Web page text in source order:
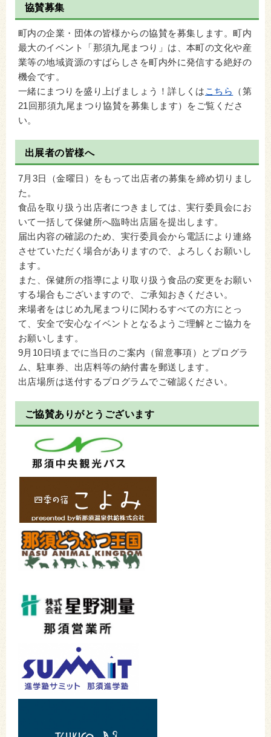
協賛募集
町内の企業・団体の皆様からの協賛を募集します。町内
最大のイベント「那須九尾まつり」は、本町の文化や産
業等の地域資源のすばらしさを町内外に発信する絶好の
機会です。
一緒にまつりを盛り上げましょう！詳しくは こちら
（第
21回那須九尾まつり協賛を募集します） をご覧くださ
い。
出展者の皆様へ
7月3日（金曜日）をもって出店者の募集を締め切りまし
た。
食品を取り扱う出店者につきましては、実行委員会にお
いて一括して保健所へ臨時出店届を提出します。
届出内容の確認のため、実行委員会から電話により連絡
させていただく場合がありますので、よろしくお願いし
ます。
また、保健所の指導により取り扱う食品の変更をお願い
する場合もございますので、ご承知おきください。
来場者をはじめ九尾まつりに関わるすべての方にとっ
て、安全で安心なイベントとなるようご理解とご協力を
お願いします。
9月10日頃までに当日のご案内（留意事項）とプログラ
ム、駐車券、出店料等の納付書を郵送します。
出店場所は送付するプログラムでご確認ください。
ご協賛ありがとうございます